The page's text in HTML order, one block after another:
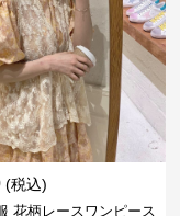
(税込)
花柄レースワンピース